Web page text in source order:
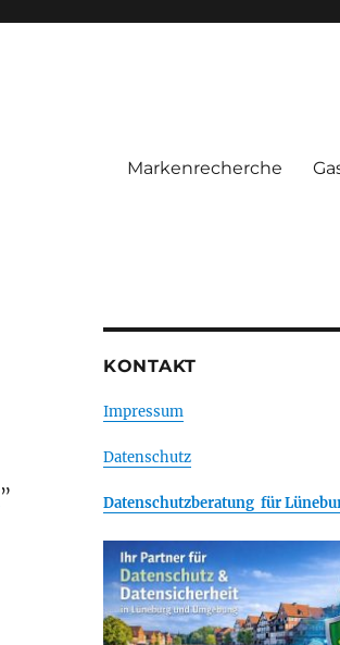
Markenrecherche
”
KONTAKT
Impressum
Datenschutz
Datenschutzberatung für